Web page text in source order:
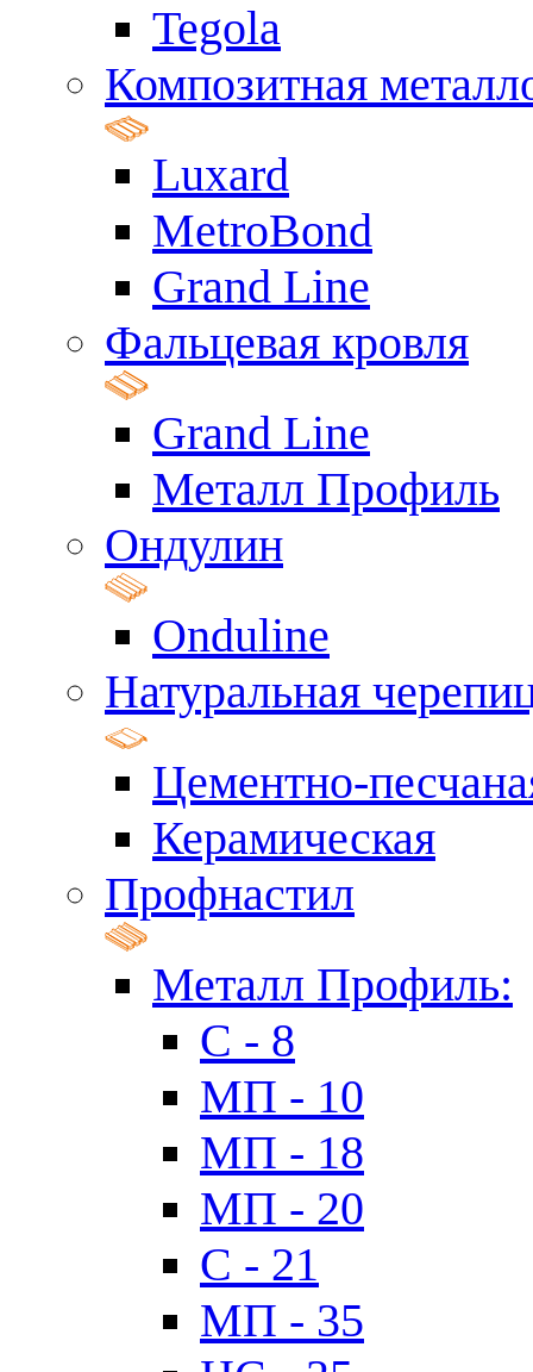
Tegola
Композитная
Luxard
MetroBond
Grand Line
Фальцевая кровля
Grand Line
Металл Профиль
Ондулин
Onduline
Натуральная
Цементно-
Керамическая
Профнастил
Металл Профиль:
C - 8
МП - 10
МП - 18
МП - 20
C - 21
МП - 35